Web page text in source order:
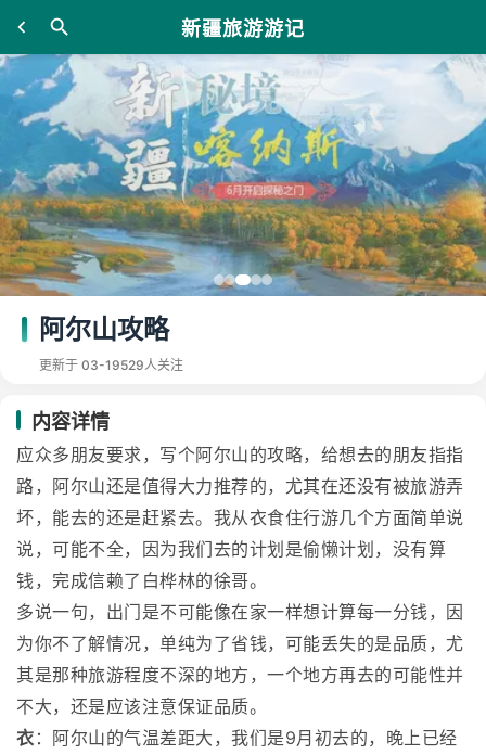
新疆旅游游记
阿尔山攻略
更新于 03-19529人关注
内容详情
应众多朋友要求，写个阿尔山的攻略，给想去的朋友指指
路，阿尔山还是值得大力推荐的，尤其在还没有被旅游弄
坏，能去的还是赶紧去。我从衣食住行游几个方面简单说
说，可能不全，因为我们去的计划是偷懒计划，没有算
钱，完成信赖了白桦林的徐哥。
多说一句，出门是不可能像在家一样想计算每一分钱，因
为你不了解情况，单纯为了省钱，可能丢失的是品质，尤
其是那种旅游程度不深的地方，一个地方再去的可能性并
不大，还是应该注意保证品质。
衣 ：阿尔山的气温差距大，我们是9月初去的，晚上已经